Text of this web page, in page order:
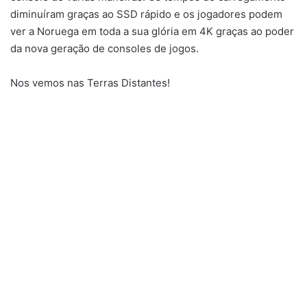
diminuíram graças ao SSD rápido e os jogadores podem
ver a Noruega em toda a sua glória em 4K graças ao poder
da nova geração de consoles de jogos.
Nos vemos nas Terras Distantes!